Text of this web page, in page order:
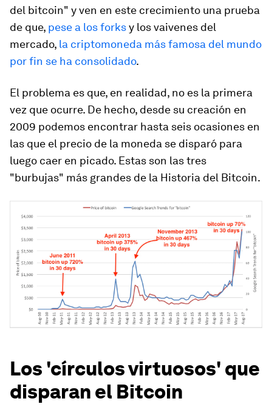
del bitcoin" y ven en este crecimiento una prueba
de que, pese a los forksy los vaivenes del
mercado, la criptomoneda más famosa del mundo
por fin se ha consolidado.
El problema es que, en realidad, no es la primera
vez que ocurre. De hecho, desde su creación en
2009 podemos encontrar hasta seis ocasiones en
las que el precio de la moneda se disparó para
luego caer en picado. Estas son las tres
"burbujas" más grandes de la Historia del Bitcoin.
Los 'círculos virtuosos' que
disparan el Bitcoin